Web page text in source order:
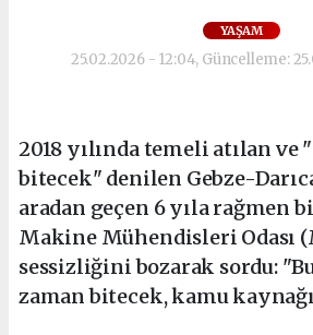
YAŞAM
25.02.2026 - 12:04, Güncelleme:
2018 yılında temeli atılan ve
bitecek" denilen Gebze-
aradan geçen 6 yıla rağmen
Makine Mühendisleri Odası
sessizliğini bozarak sordu:
zaman bitecek, kamu